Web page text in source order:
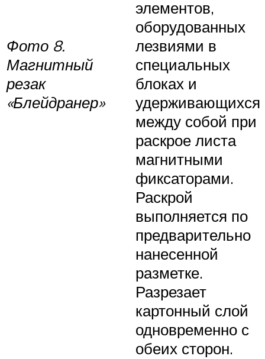
Фото 8.
Магнитный
резак
«Блейдранер»
элементов,
оборудованных
лезвиями в
специальных
блоках и
удерживающихся
между собой при
раскрое листа
магнитными
фиксаторами.
Раскрой
выполняется по
предварительно
нанесенной
разметке.
Разрезает
картонный слой
одновременно с
обеих сторон.